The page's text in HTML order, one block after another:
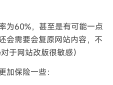
为60%，甚至是有可能一点
会需要会复原网站内容，不
于网站改版很敏感）
加保险一些：